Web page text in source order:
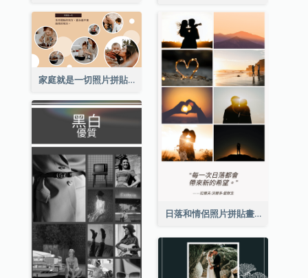
家庭就是一切照片拼貼畫
日落和情侶照片拼貼畫